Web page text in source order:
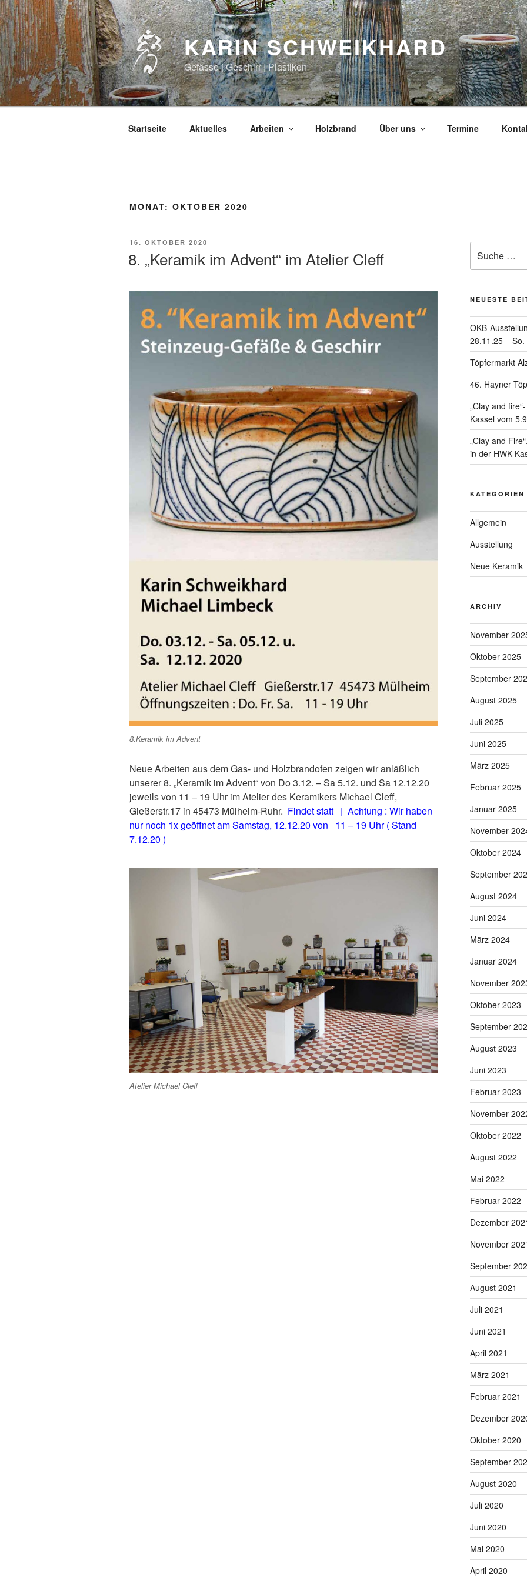
Zum
Inhalt
springen
KARIN SCHWEIKHARD
Gefässe | Geschirr | Plastiken
Startseite Aktuelles Arbeiten Holzbrand Über uns Termine
MONAT: OKTOBER 2020
VERÖFFENTLICHT
16. OKTOBER 2020
8. „Keramik im Advent“ im Atelier Cleff
8.Keramik im Advent
Neue Arbeiten aus dem Gas- und Holzbrandofen zeigen wir anläßlich
unserer 8. „Keramik im Advent“ von Do 3.12. – Sa 5.12. und Sa 12.12.20
jeweils von 11 – 19 Uhr im Atelier des Keramikers Michael Cleff,
Gießerstr.17 in 45473 Mülheim-Ruhr. Findet statt | Achtung : Wir haben
nur noch 1x geöffnet am Samstag, 12.12.20 von 11 – 19 Uhr ( Stand
7.12.20 )
Atelier Michael Cleff
nach:
NEUESTE
OKB-
28.11.25 –
Töpfermarkt
46. Hayner
„Clay and
Kassel vom
„Clay and
in der HWK-
KATEGORIEN
Allgemein
Ausstellung
Neue Keramik
ARCHIV
November
Oktober 2025
September
August 2025
Juli 2025
Juni 2025
März 2025
Februar 2025
Januar 2025
November
Oktober 2024
September
August 2024
Juni 2024
März 2024
Januar 2024
November
Oktober 2023
September
August 2023
Juni 2023
Februar 2023
November
Oktober 2022
August 2022
Mai 2022
Februar 2022
Dezember
November
September
August 2021
Juli 2021
Juni 2021
April 2021
März 2021
Februar 2021
Dezember
Oktober 2020
September
August 2020
Juli 2020
Juni 2020
Mai 2020
April 2020